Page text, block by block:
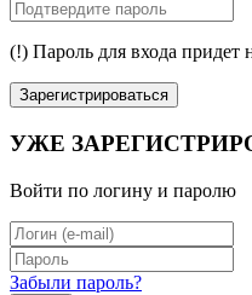
(!) Пароль для входа придет
Зарегистрироваться
УЖЕ
Войти по логину и паролю
Забыли пароль?